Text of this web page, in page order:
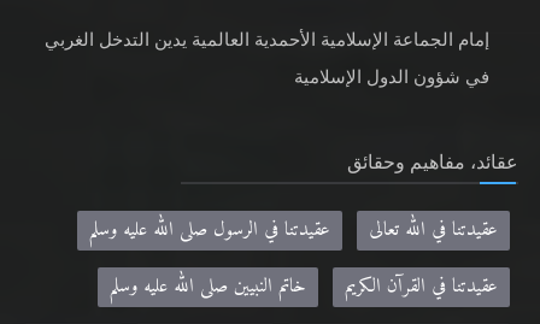
إمام الجماعة الإسلامية الأحمدية العالمية يدين التدخل الغربي
في شؤون الدول الإسلامية
عقائد، مفاهيم وحقائق
عقيدتنا في الله تعالى
عقيدتنا في الرسول صلى الله عليه وسلم
عقيدتنا في القرآن الكريم
خاتم النبيين صلى الله عليه وسلم